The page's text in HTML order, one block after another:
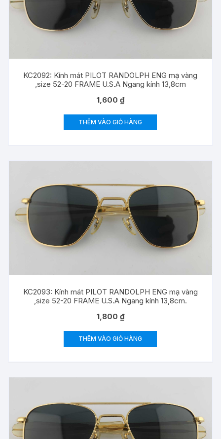
KC2092: Kính mát PILOT RANDOLPH ENG mạ vàng
,size 52-20 FRAME U.S.A Ngang kính 13,8cm
1,600 ₫
THÊM VÀO GIỎ HÀNG
KC2093: Kính mát PILOT RANDOLPH ENG mạ vàng
,size 52-20 FRAME U.S.A Ngang kính 13,8cm.
1,800 ₫
THÊM VÀO GIỎ HÀNG